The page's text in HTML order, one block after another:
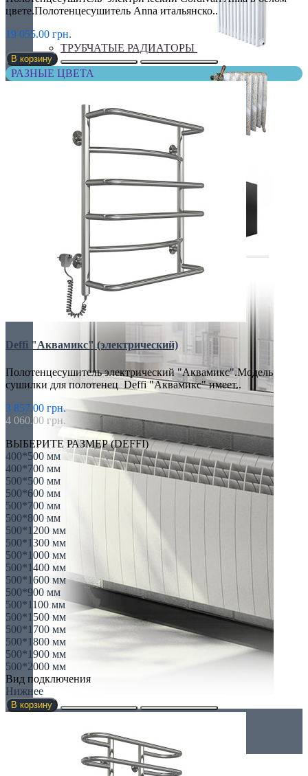
ТРУБЧАТЫЕ РАДИАТОРЫ
ЧУГУННЫЕ РАДИАТОРЫ
ЭЛЕКТРО РАДИАТОРЫ
Внутрипольные конвекторы
цвете.Полотенцесушитель Anna итальянско..
19 055.00 грн.
В корзину
РАЗНЫЕ ЦВЕТА
Deffi "Аквамикс" (электрический)
Полотенцесушитель электрический "Аквамикс".Модель
сушилки для полотенец Deffi "Аквамикс" имеет..
3 857.00 грн.
4 060.00 грн.
ВЫБЕРИТЕ РАЗМЕР (DEFFI)
400*500 мм
400*700 мм
500*500 мм
500*600 мм
500*700 мм
500*800 мм
500*1200 мм
500*1300 мм
500*1000 мм
500*1400 мм
500*1600 мм
500*900 мм
500*1100 мм
500*1500 мм
500*1700 мм
500*1800 мм
500*1900 мм
500*2000 мм
Вид подключения
Нижнее
В корзину